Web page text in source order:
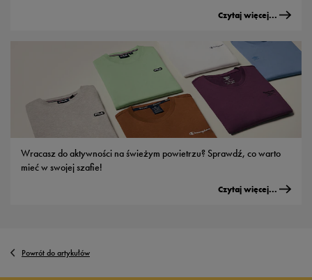
Czytaj więcej...
Wracasz do aktywności na świeżym powietrzu? Sprawdź, co warto
mieć w swojej szafie!
Czytaj więcej...
Powrót do artykułów